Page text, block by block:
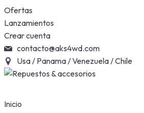
Skip
to
content
Ofertas
Lanzamientos
Crear cuenta
contacto@aks4wd.com
Usa / Panama / Venezuela / Chile
Inicio